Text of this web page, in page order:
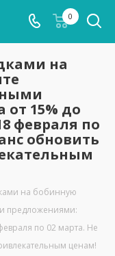
0
на
15% до
февраля по
обновить
на бобинную
предложениями:
по 02 марта. Не
ценам!